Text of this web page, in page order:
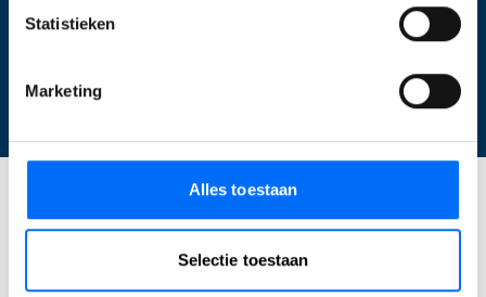
Statistieken
Marketing
Alles toestaan
Selectie toestaan
Overige versies van Dynamics NAV
Dynamics NAV 2009 R2
Dynamics NAV 2013